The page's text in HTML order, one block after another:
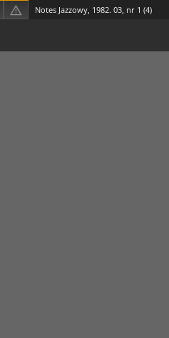
Notes Jazzowy, 1982. 03, nr 1 (4)